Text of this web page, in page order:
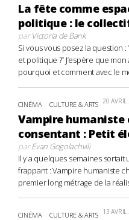
La fête comme
politique : le
parVictoria de Bank
Si vous vous posez la question :
et politique ?” J’espère que
pourquoi et comment avec le
CINÉMA CULTURE & ARTS 20
Vampire humaniste
consentant : Petit
parEvan Gogolachvili
Il y a quelques semaines
frappant : Vampire humaniste
premier long métrage de la
CINÉMA CULTURE & ARTS 13